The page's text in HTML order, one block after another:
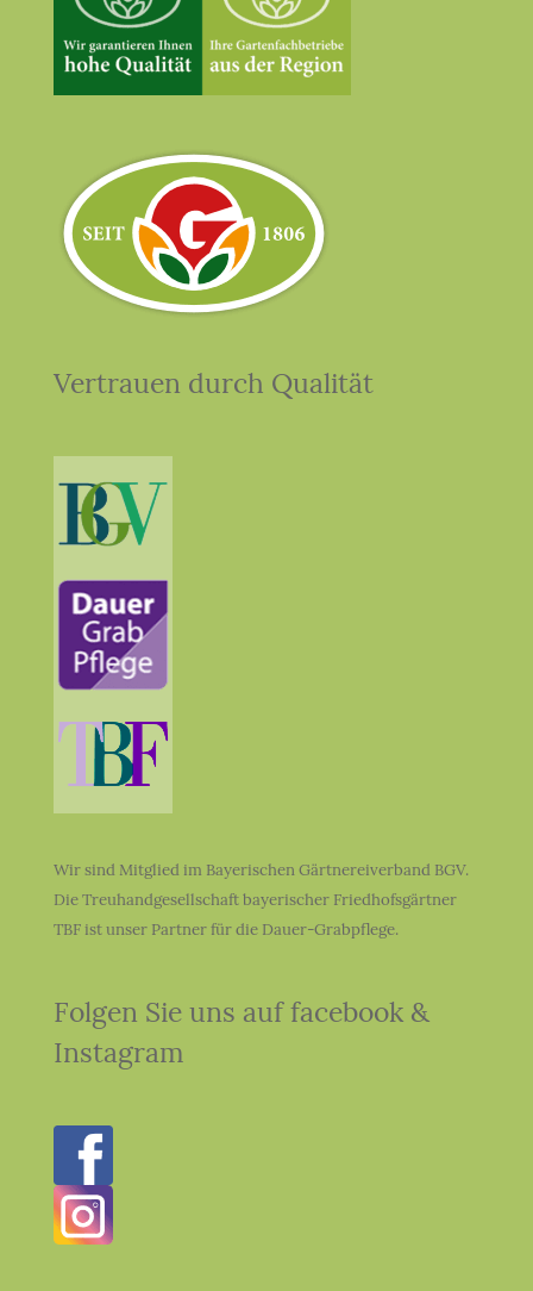
Vertrauen durch Qualität
Wir sind Mitglied im Bayerischen Gärtnereiverband BGV.
Die Treuhandgesellschaft bayerischer Friedhofsgärtner
TBF ist unser Partner für die Dauer-Grabpflege.
Folgen Sie uns auf facebook &
Instagram